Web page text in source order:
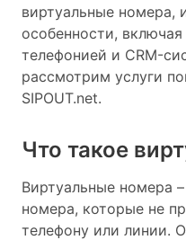
виртуальные номера,
особенности,
телефонией и CRM-
рассмотрим услуги
SIPOUT.net.
Что такое
Виртуальные номера
номера, которые не
телефону или линии.